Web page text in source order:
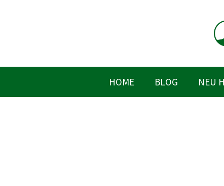
HOME BLOG NEU